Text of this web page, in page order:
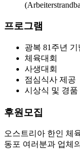
프로그램
광복 81주년 기
체육대회
사생대회
점심식사 제공
시상식 및 경품
후원모집
오스트리아 한인 체
동포 여러분과 업체